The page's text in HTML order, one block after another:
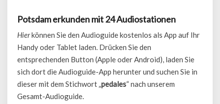
Potsdam erkunden mit 24 Audiostationen
Hierkönnen Sie den Audioguide kostenlos als App auf Ihr
Handy oder Tablet laden. Drücken Sie den
entsprechenden Button (Apple oder Android), laden Sie
sich dort die Audioguide-App herunter und suchen Sie in
dieser mit dem Stichwort „ pedales“ nach unserem
Gesamt-Audioguide.